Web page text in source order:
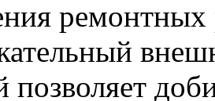
ремонтных
позволяет